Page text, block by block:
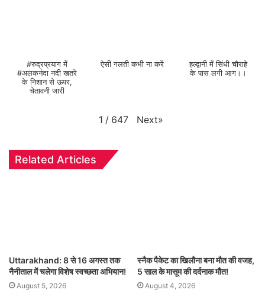
#रुद्रप्रयाग में
#अलकनंदा नदी खतरे
के निशान से ऊपर,
चेतावनी जारी
ऐसी गलती कभी ना करें
हल्द्वानी में सिंधी चौराहे
के पास लगी आग।।
1 / 647 Next»
Related Articles
Uttarakhand: 8 से 16 अगस्त तक
नैनीताल में चलेगा विशेष स्वच्छता अभियान!
August 5, 2026
स्नैक पैकेट का खिलौना बना मौत की वजह,
5 साल के मासूम की दर्दनाक मौत!
August 4, 2026